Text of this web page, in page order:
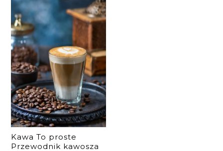
Kawa To proste
Przewodnik kawosza